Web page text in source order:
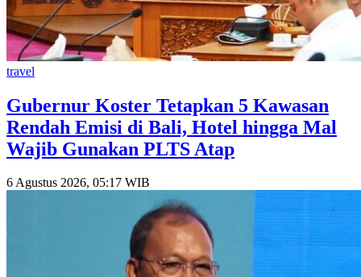
travel
Gubernur Koster Tetapkan 5 Kawasan
Rendah Emisi di Bali, Hotel hingga Mal
Wajib Gunakan PLTS Atap
6 Agustus 2026, 05:17 WIB